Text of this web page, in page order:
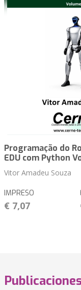
Programação do
EDU com Python
Vitor Amadeu Souza
IMPRESO
€ 7,07